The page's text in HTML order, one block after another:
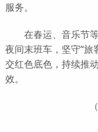
服务。
在春运、音乐节等
夜间末班车，坚守“旅
交红色底色，持续推
效。